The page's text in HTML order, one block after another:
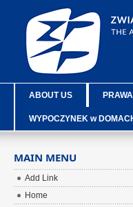
ABOUT US
WYPOCZYNEK w
MAIN MENU
Add Link
Home